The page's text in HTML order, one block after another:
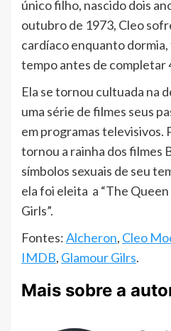
único filho, nascido dois
outubro de 1973, Cleo
cardíaco enquanto
tempo antes de completar
Ela se tornou cultuada na
uma série de filmes seus
em programas televisivos.
tornou a rainha dos filmes
símbolos sexuais de seu
ela foi eleita a “The
Girls”.
Fontes:Alcheron, Cleo
IMDB, Glamour Gilrs.
Mais sobre a